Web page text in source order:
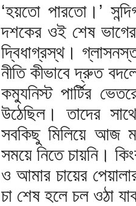
‘হয়তো পারতো।’
দশকের ওই শেষ
দ্বিধাগ্রস্থ।
নীতি কীভাবে দ্রুত
কম্যুনিস্ট পার্টির
উঠেছিল। তাদের
সবকিছু মিলিয়ে আজ
সময়ে নিতে চায়নি।
ও আমার চায়ের
চা শেষ হলে চল ওঠা